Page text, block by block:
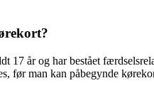
17 år og har bestået
før man kan påbegynde